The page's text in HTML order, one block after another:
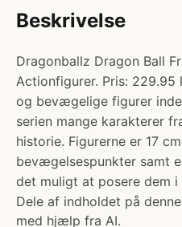
Beskrivelse
Dragonballz Dragon Ball
Actionfigurer. Pris: 229.95
og bevægelige figurer
serien mange karakterer
historie. Figurerne er 17
bevægelsespunkter samt
det muligt at posere dem
Dele af indholdet på
med hjælp fra AI.